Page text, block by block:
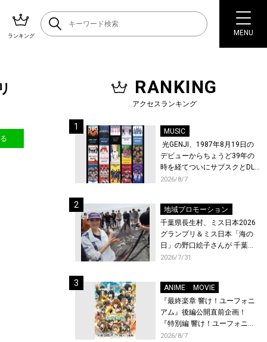
ランキング MENU
RANKING
アクセスランキング
MUSIC
光GENJI、1987年8月19日の
デビューからちょうど39年の
時を経てついにサブスクとDL
配信が解禁！
2026/8/7
地域プロモーション
千葉県長生村、ミス日本2026
グランプリ＆ミス日本「海の
日」の野口絵子さんが 千葉県
唯一の村・長生村で地引網を
2026/7/31
ANIME
MOVIE
『最終楽章 響け！ユーフォニ
アム』後編公開直前企画！
『特別編 響け！ユーフォニア
ム〜アンサンブルコンテス
2026/8/7